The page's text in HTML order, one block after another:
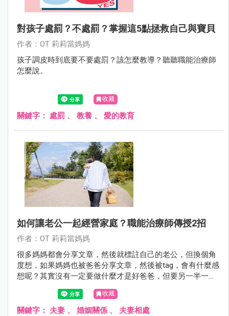
對孩子處罰？不處罰？掌握這5點拯救自己與寶貝
作者：OT 莉莉當媽媽
孩子調皮時到底要不要處罰？該怎麼教導？聽聽職能治療師
怎麼說。
收藏
關鍵字： 處罰 、 教養 、 愛的教育
如何讓老公一起經營家庭？職能治療師傳授2招
作者：OT 莉莉當媽媽
很多媽媽都會分享文章，然後就標註自己的老公，但換個角
度想，如果媽媽也被爸爸分享文章，然後被tag，會有什麼感
想呢？其實沒有一定要做什麼才是好爸爸，但要另一半一起
經營家庭可以參考我的方式。
收藏
關鍵字： 夫妻 、 婚姻關係 、 夫妻相處